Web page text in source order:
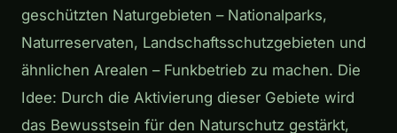
geschützten Naturgebieten – Nationalparks,
Naturreservaten, Landschaftsschutzgebieten und
ähnlichen Arealen – Funkbetrieb zu machen. Die
Idee: Durch die Aktivierung dieser Gebiete wird
das Bewusstsein für den Naturschutz gestärkt,